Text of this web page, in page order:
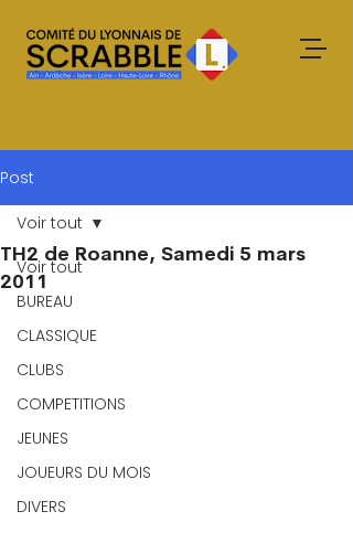
Post
Voir tout
BUREAU
CLASSIQUE
CLUBS
COMPETITIONS
JEUNES
JOUEURS DU MOIS
DIVERS
Voir tout
TH2 de Roanne, Samedi 5 mars
2011